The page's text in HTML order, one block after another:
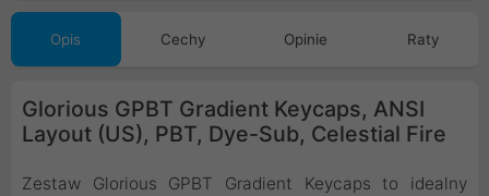
Opis Cechy Opinie Raty
Glorious GPBT Gradient Keycaps, ANSI
Layout (US), PBT, Dye-Sub, Celestial Fire
Zestaw Glorious GPBT Gradient Keycaps to idealny